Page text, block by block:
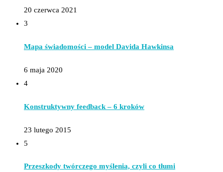
20 czerwca 2021
3
Mapa świadomości – model Davida Hawkinsa
6 maja 2020
4
Konstruktywny feedback – 6 kroków
23 lutego 2015
5
Przeszkody twórczego myślenia, czyli co tłumi